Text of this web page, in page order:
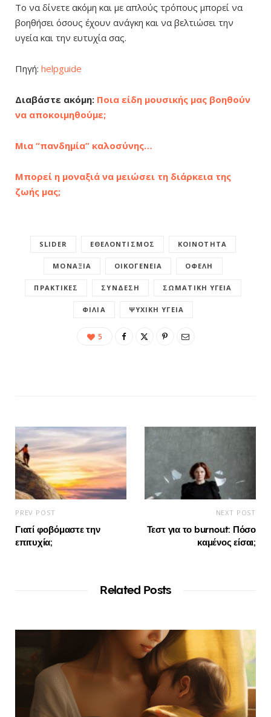
Το να δίνετε ακόμη και με απλούς τρόπους μπορεί να
βοηθήσει όσους έχουν ανάγκη και να βελτιώσει την
υγεία και την ευτυχία σας.
Πηγή: helpguide
Διαβάστε ακόμη: Ποια είδη μουσικής μας βοηθούν
να αποκοιμηθούμε;
Μια “πανδημία” καλοσύνης…
Μπορεί η μοναξιά να μειώσει τη διάρκεια της
ζωής μας;
SLIDER ΕΘΕΛΟΝΤΙΣΜΌΣ ΚΟΙΝΌΤΗΤΑ
ΜΟΝΑΞΙΆ ΟΙΚΟΓΈΝΕΙΑ ΟΦΈΛΗ
ΠΡΑΚΤΙΚΈΣ ΣΎΝΔΕΣΗ ΣΩΜΑΤΙΚΉ ΥΓΕΊΑ
ΦΙΛΊΑ ΨΥΧΙΚΉ ΥΓΕΊΑ
5
PREV POST
Γιατί φοβόμαστε την
επιτυχία;
NEXT POST
Τεστ για το burnout: Πόσο
καμένος είσαι;
Related Posts